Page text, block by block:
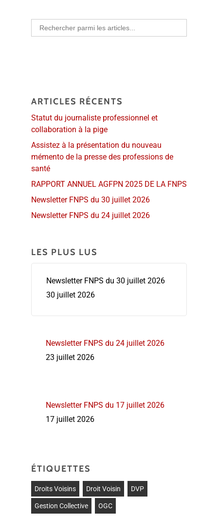
Search
for:
ARTICLES RÉCENTS
Statut du journaliste professionnel et
collaboration à la pige
Assistez à la présentation du nouveau
mémento de la presse des professions de
santé
RAPPORT ANNUEL AGFPN 2025 DE LA FNPS
Newsletter FNPS du 30 juillet 2026
Newsletter FNPS du 24 juillet 2026
LES PLUS LUS
Newsletter FNPS du 30 juillet 2026
30 juillet 2026
Newsletter FNPS du 24 juillet 2026
23 juillet 2026
Newsletter FNPS du 17 juillet 2026
17 juillet 2026
ÉTIQUETTES
Droits Voisins Droit Voisin DVP
Gestion Collective OGC